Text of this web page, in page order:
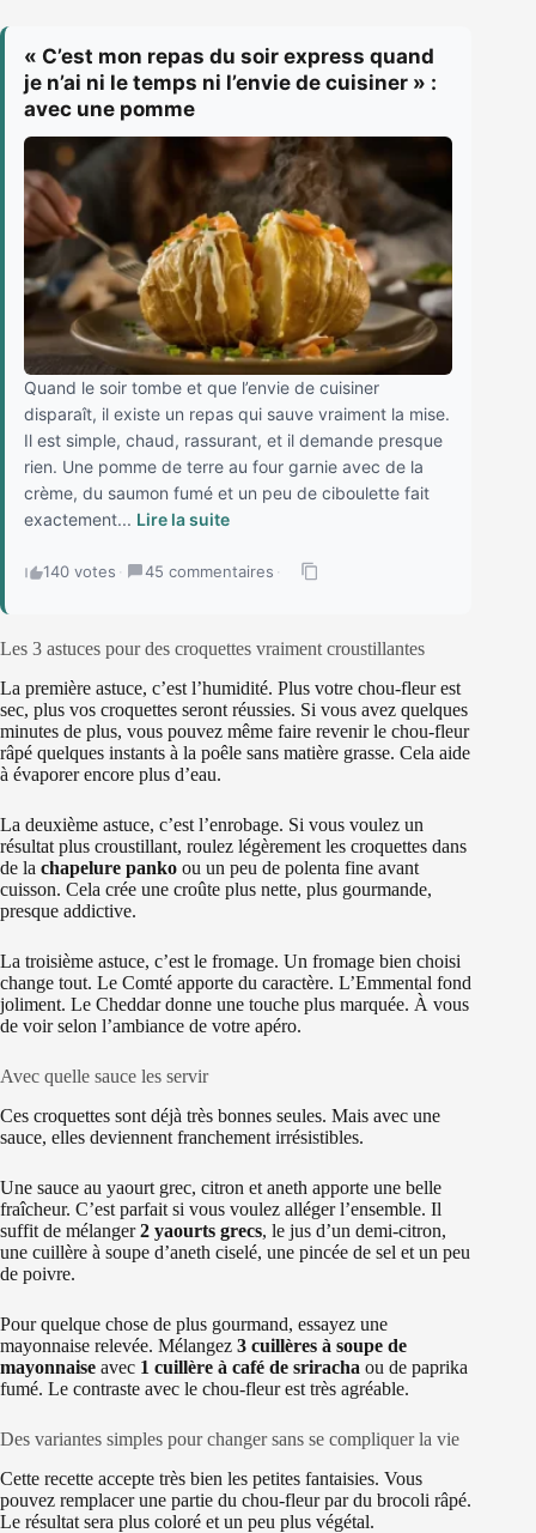
« C’est mon repas du soir express quand
je n’ai ni le temps ni l’envie de cuisiner » :
avec une pomme
Quand le soir tombe et que l’envie de cuisiner
disparaît, il existe un repas qui sauve vraiment la mise.
Il est simple, chaud, rassurant, et il demande presque
rien. Une pomme de terre au four garnie avec de la
crème, du saumon fumé et un peu de ciboulette fait
exactement... Lire la suite
140 votes · 45 commentaires ·
Les 3 astuces pour des croquettes vraiment croustillantes
La première astuce, c’est l’humidité. Plus votre chou-fleur est
sec, plus vos croquettes seront réussies. Si vous avez quelques
minutes de plus, vous pouvez même faire revenir le chou-fleur
râpé quelques instants à la poêle sans matière grasse. Cela aide
à évaporer encore plus d’eau.
La deuxième astuce, c’est l’enrobage. Si vous voulez un
résultat plus croustillant, roulez légèrement les croquettes dans
de la chapelure panko ou un peu de polenta fine avant
cuisson. Cela crée une croûte plus nette, plus gourmande,
presque addictive.
La troisième astuce, c’est le fromage. Un fromage bien choisi
change tout. Le Comté apporte du caractère. L’Emmental fond
joliment. Le Cheddar donne une touche plus marquée. À vous
de voir selon l’ambiance de votre apéro.
Avec quelle sauce les servir
Ces croquettes sont déjà très bonnes seules. Mais avec une
sauce, elles deviennent franchement irrésistibles.
Une sauce au yaourt grec, citron et aneth apporte une belle
fraîcheur. C’est parfait si vous voulez alléger l’ensemble. Il
suffit de mélanger2 yaourts grecs, le jus d’un demi-citron,
une cuillère à soupe d’aneth ciselé, une pincée de sel et un peu
de poivre.
Pour quelque chose de plus gourmand, essayez une
mayonnaise relevée. Mélangez 3 cuillères à soupe de
mayonnaise avec 1 cuillère à café de sriracha ou de paprika
fumé. Le contraste avec le chou-fleur est très agréable.
Des variantes simples pour changer sans se compliquer la vie
Cette recette accepte très bien les petites fantaisies. Vous
pouvez remplacer une partie du chou-fleur par du brocoli râpé.
Le résultat sera plus coloré et un peu plus végétal.